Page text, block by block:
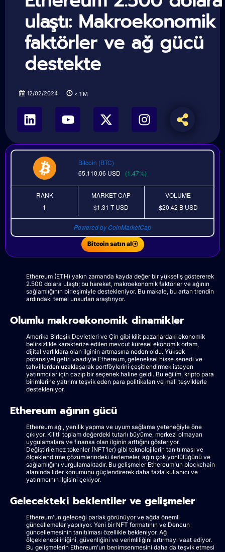
ulaştı: Makroekonomik
faktörler ve ağ gücü
destekte
12/02/2024 < 1 M
Bitcoin (BTC)
65,110.06 USD (1.47%)
RANK
1
MARKET CAP
$1.31 TUSD
VOLUME
$20.42 B USD
Powered by CoinMarketCap
Bitcoin satın al
Ethereum (ETH) yakın zamanda kayda değer bir yükseliş göstererek
2.500 dolara ulaştı; bu hareket, makroekonomik faktörler ve ağının
sağlamlığının birleşimiyle destekleniyor. Bu makale, bu artan trendin
ardındaki temel unsurları araştırıyor.
Olumlu makroekonomik dinamikler
Amerika Birleşik Devletleri ve Çin gibi kilit pazarlardaki ekonomik
belirsizlikle karakterize edilen mevcut küresel ekonomik ortam,
dijital varlıklara olan ilginin artmasına neden oldu. Yüksek
potansiyel getiri vaadiyle Ethereum, geleneksel hisse senedi ve
tahvillerden uzaklaşarak portföylerini çeşitlendirmek isteyen
yatırımcılar için cazip bir seçenek haline geldi. Bu eğilim, kripto para
birimlerine yatırımı teşvik eden para politikaları ve mali teşviklerle
destekleniyor.
Ethereum ağının gücü
Ethereum ağı, yenilik yapma ve uyum sağlama yeteneğiyle öne
çıkıyor. Kilitli toplam değerdeki tutarlı büyüme, merkezi olmayan
uygulamalara ve finansa olan ilginin arttığını gösteriyor.
Değiştirilemez tokenler (NFT'ler) gibi teknolojilerin tanıtılması ve
ölçeklendirme çözümlerindeki ilerlemeler, ağın çok yönlülüğünü ve
sağlamlığını vurgulamaktadır. Bu gelişmeler Ethereum'un blockchain
alanında lider konumunu güçlendirerek daha fazla kullanıcı ve
yatırımcının ilgisini çekiyor.
Gelecekteki beklentiler ve gelişmeler
Ethereum'un geleceği parlak görünüyor ve ağda önemli
güncellemeler yapılıyor. Yeni bir NFT formatının ve Dencun
güncellemesinin tanıtılması özellikle bekleniyor. Ağ
ölçeklenebilirliğini, güvenliğini ve verimliliğini artırmayı vaat ediyor.
Bu gelişmelerin Ethereum'un benimsenmesini daha da teşvik etmesi